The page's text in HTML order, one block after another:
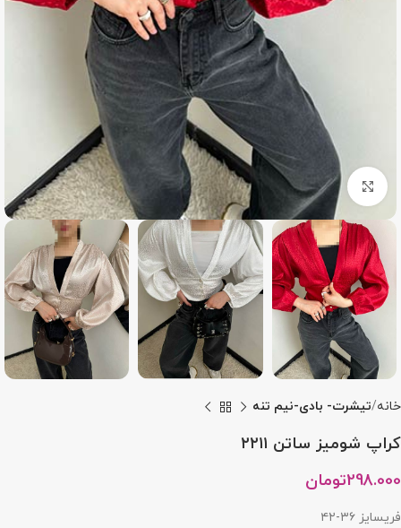
بزرگنمایی تصویر
خانه تیشرت- بادی-نیم تنه
کراپ شومیز ساتن ۲۲۱۱
298.000تومان
فریسایز ۳۶-۴۲